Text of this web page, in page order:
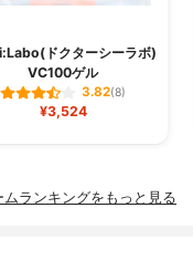
ドクターシーラボ)
VC100ゲル
3.82(8)
¥3,524
ランキングをもっと見る